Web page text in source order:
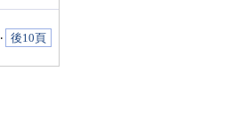
‧ 後10頁